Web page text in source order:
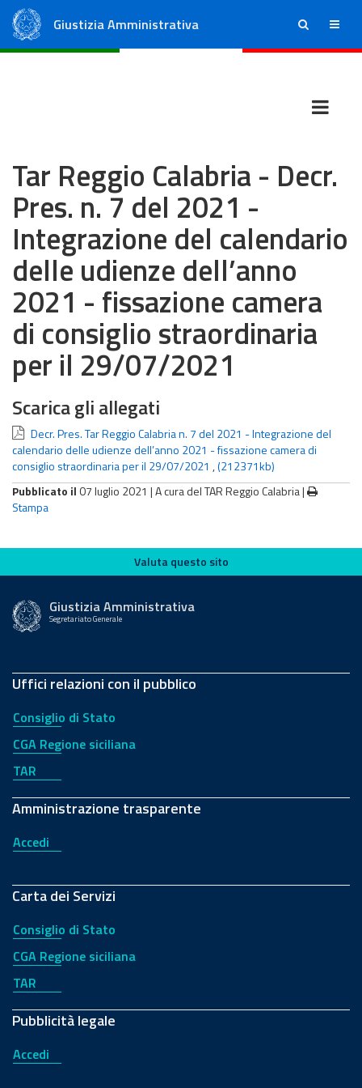
Giustizia Amministrativa ricerca menu
Tar Reggio Calabria - Decr.
Pres. n. 7 del 2021 -
Integrazione del calendario
delle udienze dell’anno
2021 - fissazione camera
di consiglio straordinaria
per il 29/07/2021
Scarica gli allegati
Decr. Pres. Tar Reggio Calabria n. 7 del 2021 - Integrazione del
calendario delle udienze dell’anno 2021 - fissazione camera di
consiglio straordinaria per il 29/07/2021 ,(212371kb)
Pubblicato il 07 luglio 2021 |A cura del TAR Reggio Calabria|
Stampa
Valuta questo sito
Valuta questo sito
Giustizia Amministrativa
Segretariato Generale
Uffici relazioni con il pubblico
Consiglio di Stato
CGA Regione siciliana
TAR
Amministrazione trasparente
Accedi
Carta dei Servizi
Consiglio di Stato
CGA Regione siciliana
TAR
Pubblicità legale
Accedi